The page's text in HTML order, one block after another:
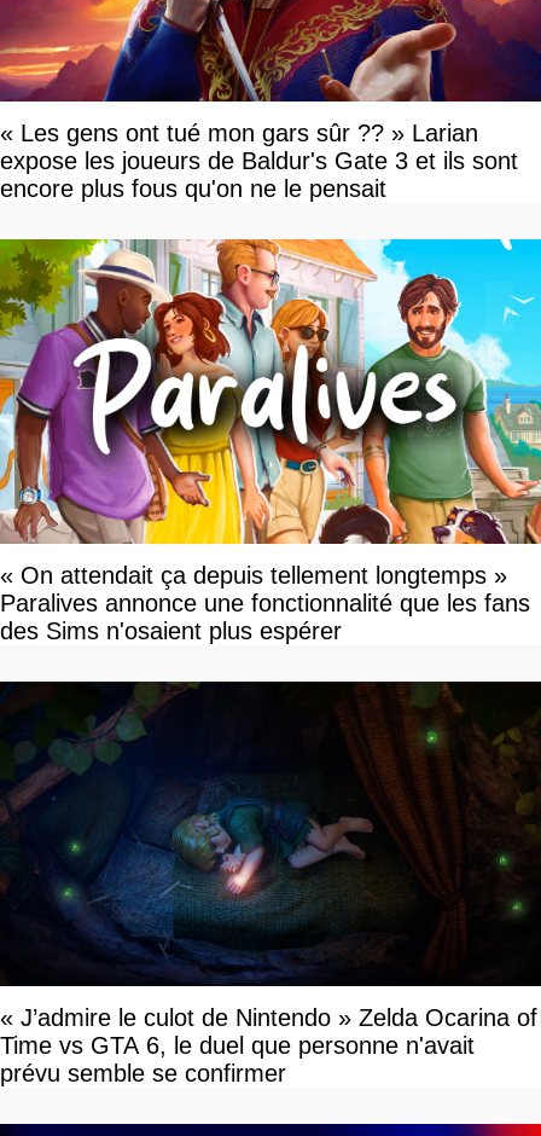
« Les gens ont tué mon gars sûr ?? » Larian
expose les joueurs de Baldur's Gate 3 et ils sont
encore plus fous qu'on ne le pensait
« On attendait ça depuis tellement longtemps »
Paralives annonce une fonctionnalité que les fans
des Sims n'osaient plus espérer
« J’admire le culot de Nintendo » Zelda Ocarina of
Time vs GTA 6, le duel que personne n'avait
prévu semble se confirmer